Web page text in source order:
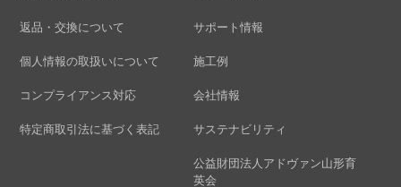
返品・交換について
個人情報の取扱いについて
コンプライアンス対応
特定商取引法に基づく表記
サポート情報
施工例
会社情報
サステナビリティ
公益財団法人アドヴァン山形育
英会